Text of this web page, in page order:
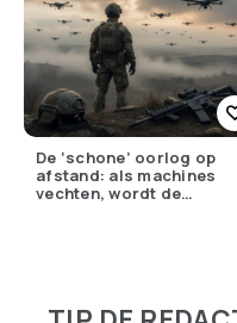
De ‘schone’ oorlog op
afstand: als machines
vechten, wordt de